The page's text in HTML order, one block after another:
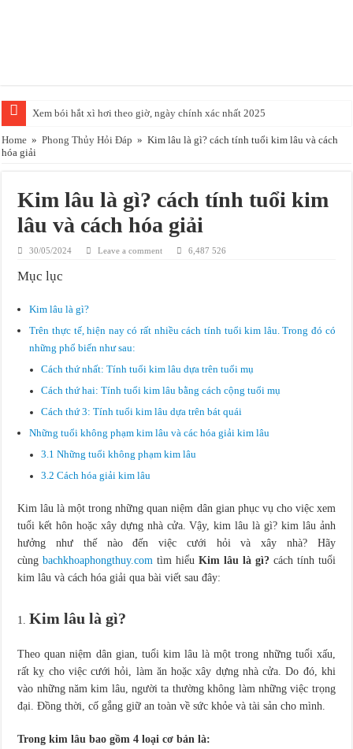
Xem bói hắt xì hơi theo giờ, ngày chính xác nhất 2025
Năm 2025 mệnh gì, là năm con gì, đem lại may mắn cho ai?
Cách Xem phong thủy nhà ở chính xác nhất để hóa Hung đón Cát
Hướng bàn làm việc tuổi Nhâm Tuất 1982 giúp kích tài, kích lộc
Mệnh Hỏa hợp màu gì nhất? nên chọn màu gì để May Mắn Thành Công
Tuổi Ngọ mua xe màu gì hợp phong thủy đem lại may mắn tiền tài
Sinh năm 2026 mệnh gì, là năm con gì?
Home » Phong Thủy Hỏi Đáp » Kim lâu là gì? cách tính tuổi kim lâu và cách
hóa giải
Kim lâu là gì? cách tính tuổi kim
lâu và cách hóa giải
30/05/2024 Leave a comment 6,487 526
Mục lục
Kim lâu là gì?
Trên thực tế, hiện nay có rất nhiều cách tính tuổi kim lâu. Trong đó có
những phổ biến như sau:
Cách thứ nhất: Tính tuổi kim lâu dựa trên tuổi mụ
Cách thứ hai: Tính tuổi kim lâu bằng cách cộng tuổi mụ
Cách thứ 3: Tính tuổi kim lâu dựa trên bát quái
Những tuổi không phạm kim lâu và các hóa giải kim lâu
3.1 Những tuổi không phạm kim lâu
3.2 Cách hóa giải kim lâu
Kim lâu là một trong những quan niệm dân gian phục vụ cho việc xem
tuổi kết hôn hoặc xây dựng nhà cửa. Vậy, kim lâu là gì? kim lâu ảnh
hưởng như thế nào đến việc cưới hỏi và xây nhà? Hãy
cùngbachkhoaphongthuy.com tìm hiểuKim lâu là gì?cách tính tuổi
kim lâu và cách hóa giải qua bài viết sau đây:
Kim lâu là gì?
Theo quan niệm dân gian, tuổi kim lâu là một trong những tuổi xấu,
rất kỵ cho việc cưới hỏi, làm ăn hoặc xây dựng nhà cửa. Do đó, khi
vào những năm kim lâu, người ta thường không làm những việc trọng
đại. Đồng thời, cố gắng giữ an toàn về sức khỏe và tài sản cho mình.
Trong kim lâu bao gồm 4 loại cơ bản là: